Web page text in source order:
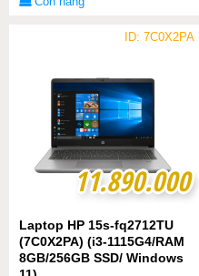
Year)
ID: 7C0X2PA
11.890.000
11.890.000
Laptop HP 15s-fq2712TU
(7C0X2PA) (i3-1115G4/RAM
8GB/256GB SSD/ Windows